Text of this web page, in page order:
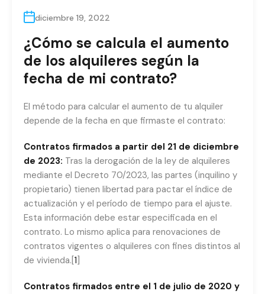
diciembre 19, 2022
¿Cómo se calcula el aumento
de los alquileres según la
fecha de mi contrato?
El método para calcular el aumento de tu alquiler
depende de la fecha en que firmaste el contrato:
Contratos firmados a partir del 21 de diciembre
de 2023: Tras la derogación de la ley de alquileres
mediante el Decreto 70/2023, las partes (inquilino y
propietario) tienen libertad para pactar el índice de
actualización y el período de tiempo para el ajuste.
Esta información debe estar especificada en el
contrato. Lo mismo aplica para renovaciones de
contratos vigentes o alquileres con fines distintos al
de vivienda.[ 1
Contratos firmados entre el 1 de julio de 2020 y